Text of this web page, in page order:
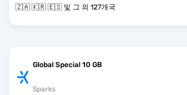
🇿🇦 🇰🇷 🇪🇸 및 그 외 127개국
Global Special 10 GB
Sparks